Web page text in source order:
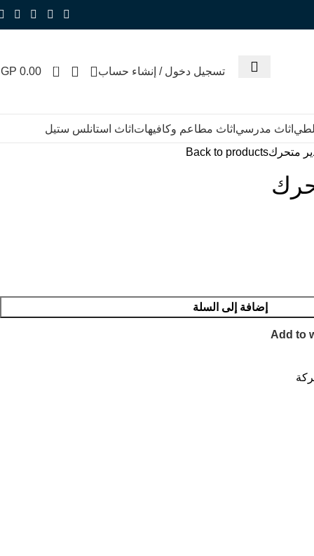
تسجيل دخول / إنشاء حساب 0
0.00
اثاث مدرسي اثاث مطاعم وكافيهات اثاث استانلس ستيل
متحركBack to products
إضافة إلى السلة
Add to